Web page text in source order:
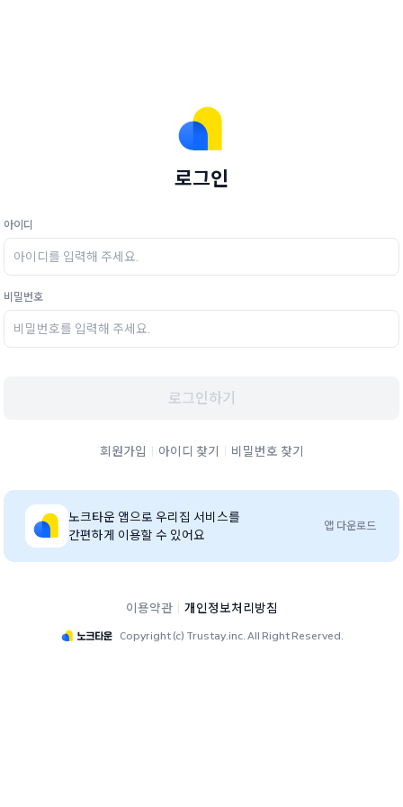
로그인
아이디
비밀번호
로그인하기
회원가입 아이디 찾기 비밀번호 찾기
노크타운 앱으로 우리집 서비스를
간편하게 이용할 수 있어요
앱 다운로드
이용약관 개인정보처리방침
Copyright (c) Trustay.inc. All Right Reserved.